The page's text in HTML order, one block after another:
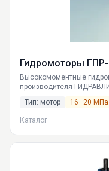
Гидромоторы
Высокомоментные
производителя
Ф-М-500, ГПР-Ф-М-630:
доставка по России.
Тип: мотор 16–20 МПа
Каталог